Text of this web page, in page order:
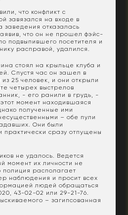
что конфликт с
завязался на входе в
заведения отказалась
что он не прошел фэйс-
подвыпившего посетителя и
расправой, удалился.
стоял на крыльце клуба и
Спустя час он зашел в
25 человек, и они открыли
четырех выстрелов
- его ранили в грудь, -
момент находившаяся
полученные ими
– обе пули
Они были
практически сразу отпущены
не удалось. Ведется
момент их личности не
полиция располагает
наблюдения и просит всех
людей обращаться
43-02-02 или 29-21-76.
– загипсованная